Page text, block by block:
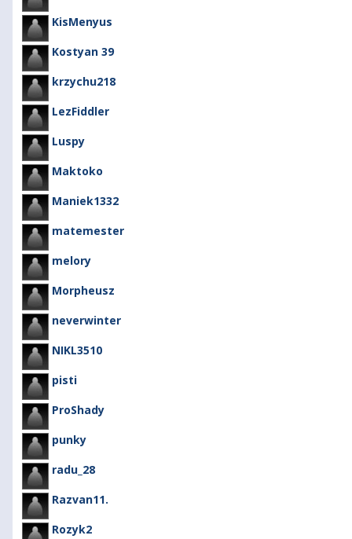
KisMenyus
Kostyan 39
krzychu218
LezFiddler
Luspy
Maktoko
Maniek1332
matemester
melory
Morpheusz
neverwinter
NIKL3510
pisti
ProShady
punky
radu_28
Razvan11.
Rozyk2